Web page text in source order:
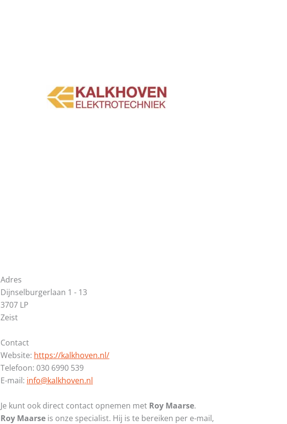
Adres
Dijnselburgerlaan 1 - 13
3707 LP
Zeist
Contact
Website: https://kalkhoven.nl/
Telefoon: 030 6990 539
E-mail: info@kalkhoven.nl
Je kunt ook direct contact opnemen met Roy Maarse.
Roy Maarse is onze specialist. Hij is te bereiken per e-mail,